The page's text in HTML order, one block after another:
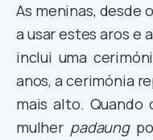
As meninas, desde
a usar estes aros e
inclui uma
anos, a cerimónia
mais alto. Quando
mulher padaung